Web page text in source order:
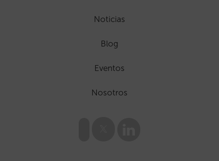
Noticias
Blog
Eventos
Nosotros